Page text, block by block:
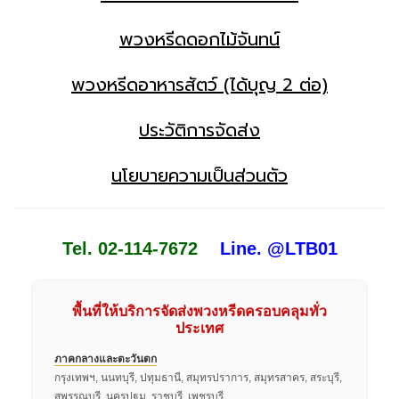
พวงหรีดดอกไม้จันทน์
พวงหรีดอาหารสัตว์ (ได้บุญ 2 ต่อ)
ประวัติการจัดส่ง
นโยบายความเป็นส่วนตัว
Tel. 02-114-7672 Line. @LTB01
พื้นที่ให้บริการจัดส่งพวงหรีดครอบคลุมทั่ว
ประเทศ
ภาคกลางและตะวันตก
กรุงเทพฯ, นนทบุรี, ปทุมธานี, สมุทรปราการ, สมุทรสาคร, สระบุรี,